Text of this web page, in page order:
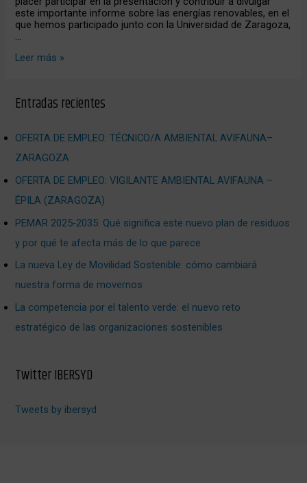
este importante informe sobre las energías renovables, en el
que hemos participado junto con la Universidad de Zaragoza,
…
Leer más »
Entradas recientes
OFERTA DE EMPLEO: TÉCNICO/A AMBIENTAL AVIFAUNA–
ZARAGOZA
OFERTA DE EMPLEO: VIGILANTE AMBIENTAL AVIFAUNA –
ÉPILA (ZARAGOZA)
PEMAR 2025‑2035: Qué significa este nuevo plan de residuos
y por qué te afecta más de lo que parece
La nueva Ley de Movilidad Sostenible: cómo cambiará
nuestra forma de movernos
La competencia por el talento verde: el nuevo reto
estratégico de las organizaciones sostenibles
Twitter IBERSYD
Tweets by ibersyd